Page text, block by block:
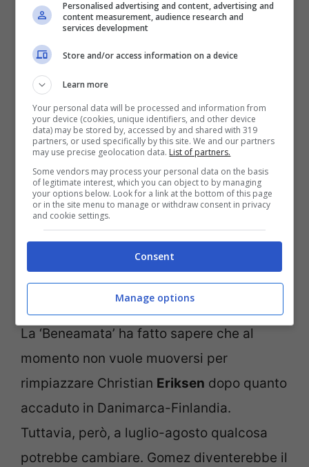
di tornare in Italia e Milano, non troppo
lontano da Bergamo dove il giocatore è
all’Atalanta. Secondo l’ultima diretta serale
di ‘Rai Sport’,l’Inter vorrebbe far leva su
questo per convincere il giocatore a
trasferirsi in nerazzurro e regalare un
rinforzo con i fiocchi adInzaghi.
LEGGI ANCHE>>>Guardiola ci prova |
Addio Inter: la Juventus può essere
decisiva
La ‘Beneamata’ ha fatto sapere che al
momento non vuole muoversi per
rimpiazzare Christian Eriksen dopo quanto
accaduto in Danimarca-Finlandia.
Tuttavia, però, a luglio-agosto qualcosa
potrebbe cambiare. Gomez diventerebbe il
Personalised advertising and content, advertising and
content measurement, audience research and
services development
Store and/or access information on a device
Learn more
Your personal data will be processed and information from
your device (cookies, unique identifiers, and other device
data) may be stored by, accessed by and shared with 319
partners, or used specifically by this site. We and our partners
may use precise geolocation data. List of partners.
Some vendors may process your personal data on the basis
of legitimate interest, which you can object to by managing
your options below. Look for a link at the bottom of this page
or in the site menu to manage or withdraw consent in privacy
and cookie settings.
Consent
Manage options